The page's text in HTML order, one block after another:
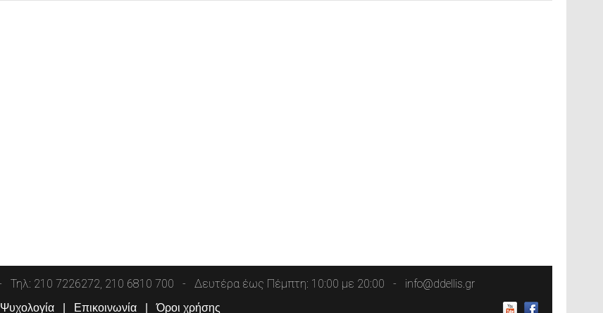
Τηλ: 210 7226272, 210 6810 700 Δευτέρα έως Πέμπτη: 10:00 με 20:00 info@ddellis.gr
Ψυχολογία Επικοινωνία Όροι χρήσης